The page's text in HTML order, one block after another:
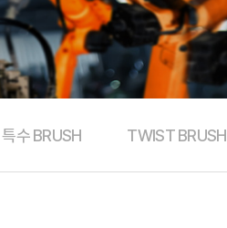
특수 BRUSH TWIST BRUSH